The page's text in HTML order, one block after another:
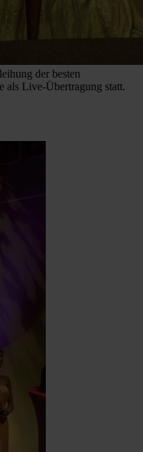
der besten
als Live-Übertragung statt.